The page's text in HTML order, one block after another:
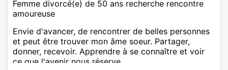
Femme divorcé(e) de 50 ans recherche rencontre
amoureuse
Envie d'avancer, de rencontrer de belles personnes
et peut être trouver mon âme soeur. Partager,
donner, recevoir. Apprendre à se connaître et voir
ce que l'avenir nous réserve